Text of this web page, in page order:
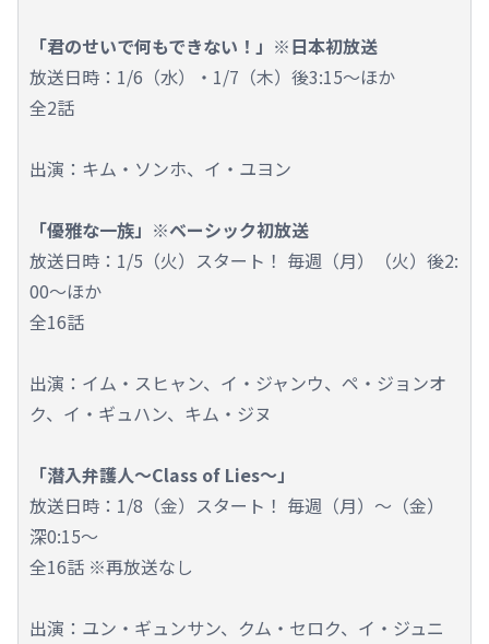
「君のせいで何もできない！」※日本初放送
放送日時：1/6（水）・1/7（木）後3:15～ほか
全2話
出演：キム・ソンホ、イ・ユヨン
「優雅な一族」※ベーシック初放送
放送日時：1/5（火）スタート！ 毎週（月）（火）後2:
00～ほか
全16話
出演：イム・スヒャン、イ・ジャンウ、ペ・ジョンオ
ク、イ・ギュハン、キム・ジヌ
「潜入弁護人～Class of Lies～」
放送日時：1/8（金）スタート！ 毎週（月）～（金）
深0:15～
全16話 ※再放送なし
出演：ユン・ギュンサン、クム・セロク、イ・ジュニ